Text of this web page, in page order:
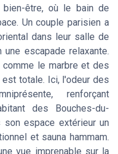
être, où le bain de
Un couple parisien a
dans leur salle de
une escapade relaxante.
le marbre et des
totale. Ici, l'odeur des
renforçant
des Bouches-du-
son espace extérieur un
et sauna hammam.
vue imprenable sur la